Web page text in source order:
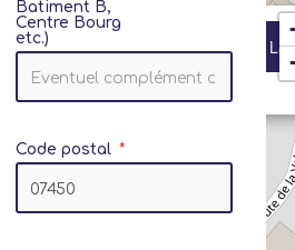
Batiment B,
Centre Bourg
etc.)
Code postal
Lat